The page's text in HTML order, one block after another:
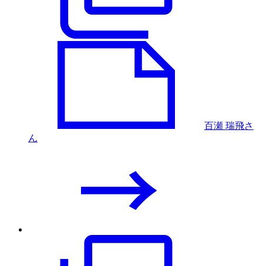
百瀬 瑞飛さ
ん